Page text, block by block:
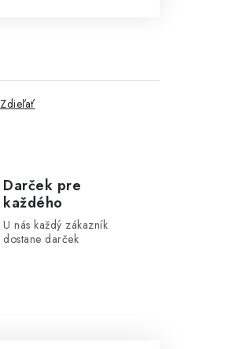
Zdieľať
Darček pre
každého
U nás každý zákazník
dostane darček